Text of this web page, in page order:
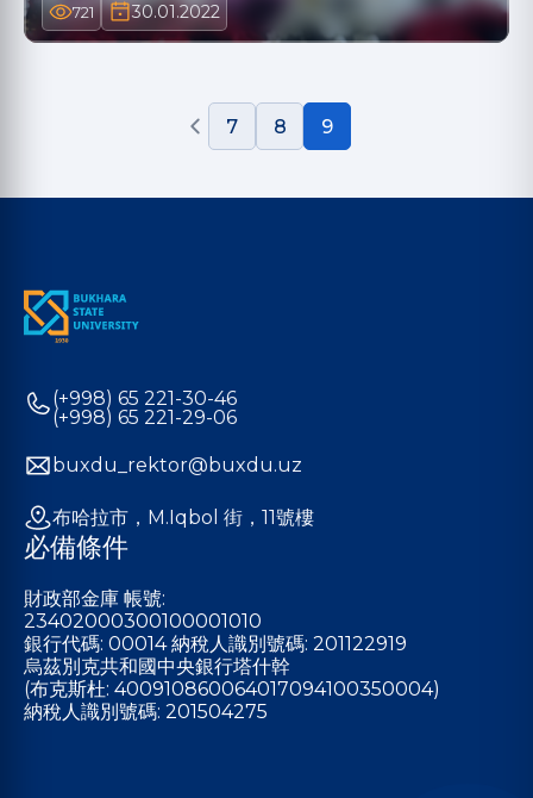
721 30.01.2022
7 8 9
(+998) 65 221-30-46
(+998) 65 221-29-06
buxdu_rektor@buxdu.uz
布哈拉市，M.Iqbol 街，11號樓
必備條件
財政部金庫 帳號:
23402000300100001010
銀行代碼: 00014 納稅人識別號碼: 201122919
烏茲別克共和國中央銀行塔什幹
(布克斯杜: 400910860064017094100350004)
納稅人識別號碼: 201504275